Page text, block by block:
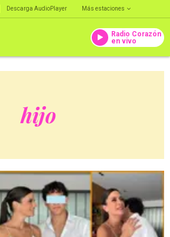
Descarga AudioPlayer Más estaciones
Radio Corazón
en vivo
hijo